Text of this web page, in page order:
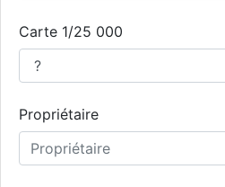
Carte 1/25 000
Propriétaire